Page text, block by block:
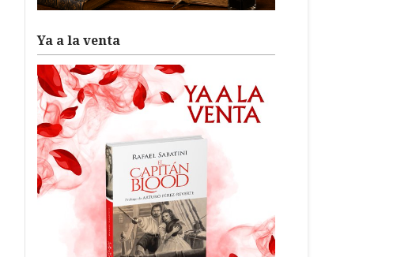
Ya a la venta